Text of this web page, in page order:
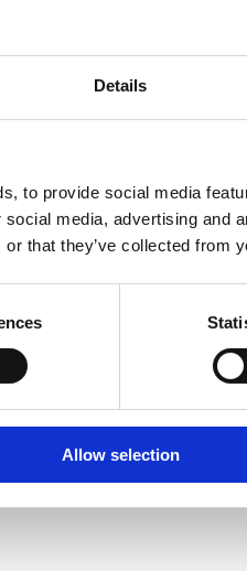
Details
to provide social media
media, advertising and
that they’ve collected from
Allow selection